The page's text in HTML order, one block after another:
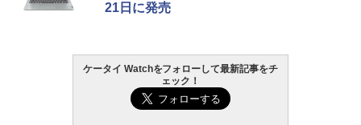
21日に発売
ケータイ Watchをフォローして最新記事をチ
ェック！